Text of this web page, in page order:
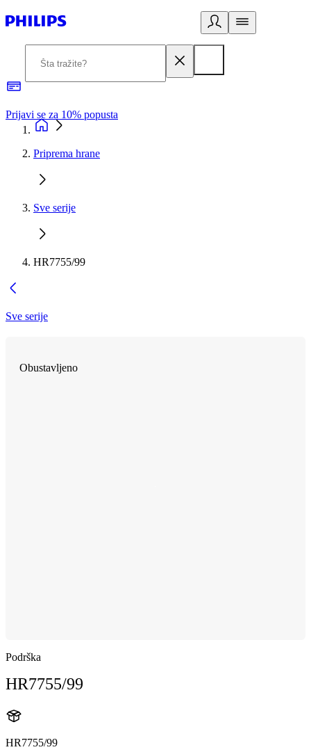
Prijavi se za 10% popusta
Priprema hrane
Sve serije
HR7755/99
Sve serije
Obustavljeno
Podrška
HR7755/99
HR7755/99